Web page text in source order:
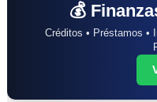
💰
Créditos • Préstamos •